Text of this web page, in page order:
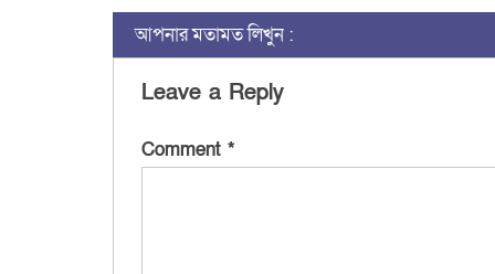
আপনার মতামত লিখুন :
Leave a Reply
Comment *